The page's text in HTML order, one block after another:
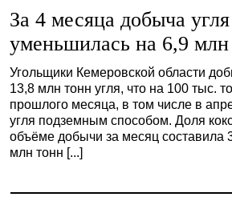
За 4 месяца добыча
уменьшилась на 6,9 млн
Угольщики Кемеровской области
13,8 млн тонн угля, что на 100 тыс.
прошлого месяца, в том числе в
угля подземным способом. Доля
объёме добычи за месяц составила
млн тонн [...]